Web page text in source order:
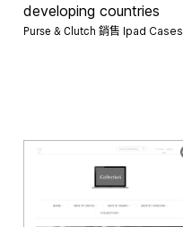
developing countries
Purse & Clutch 銷售 Ipad Cases